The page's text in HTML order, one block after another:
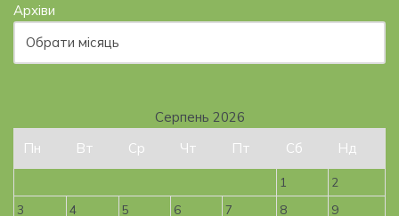
Архіви
Серпень 2026
Пн
Вт Ср Чт Пт Сб Нд
1
2
3
4 5 6 7 8 9